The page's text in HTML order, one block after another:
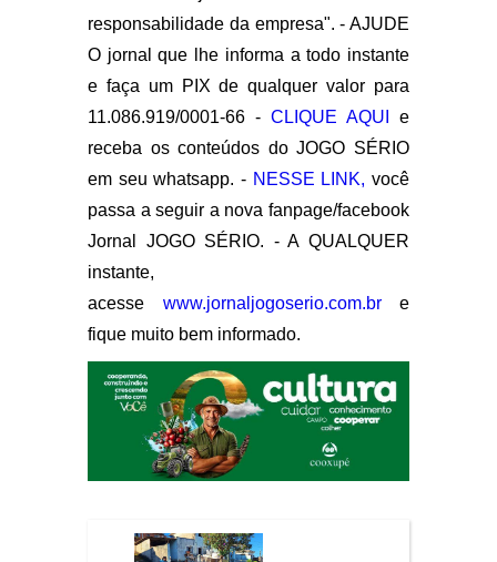
responsabilidade da empresa". - AJUDE
O jornal que lhe informa a todo instante
e faça um PIX de qualquer valor para
11.086.919/0001-66 - CLIQUE AQUI
e
receba os conteúdos do JOGO SÉRIO
em seu whatsapp. - NESSE LINK, você
passa a seguir a nova fanpage/facebook
Jornal JOGO SÉRIO. - A QUALQUER
instante,
acesse www.jornaljogoserio.com.bre
fique muito bem informado.